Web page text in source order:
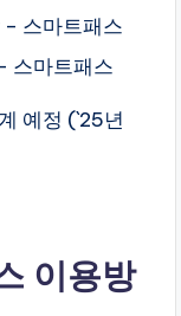
스마트패스
스마트패스
예정 (`25년
이용방